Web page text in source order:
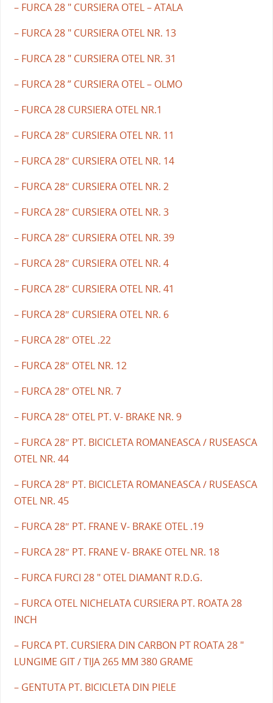
– FURCA 28 " CURSIERA OTEL – ATALA
– FURCA 28 " CURSIERA OTEL NR. 13
– FURCA 28 " CURSIERA OTEL NR. 31
– FURCA 28 ” CURSIERA OTEL – OLMO
– FURCA 28 CURSIERA OTEL NR.1
– FURCA 28″ CURSIERA OTEL NR. 11
– FURCA 28″ CURSIERA OTEL NR. 14
– FURCA 28″ CURSIERA OTEL NR. 2
– FURCA 28″ CURSIERA OTEL NR. 3
– FURCA 28″ CURSIERA OTEL NR. 39
– FURCA 28″ CURSIERA OTEL NR. 4
– FURCA 28″ CURSIERA OTEL NR. 41
– FURCA 28″ CURSIERA OTEL NR. 6
– FURCA 28″ OTEL .22
– FURCA 28″ OTEL NR. 12
– FURCA 28″ OTEL NR. 7
– FURCA 28″ OTEL PT. V- BRAKE NR. 9
– FURCA 28″ PT. BICICLETA ROMANEASCA / RUSEASCA
OTEL NR. 44
– FURCA 28″ PT. BICICLETA ROMANEASCA / RUSEASCA
OTEL NR. 45
– FURCA 28″ PT. FRANE V- BRAKE OTEL .19
– FURCA 28″ PT. FRANE V- BRAKE OTEL NR. 18
– FURCA FURCI 28 " OTEL DIAMANT R.D.G.
– FURCA OTEL NICHELATA CURSIERA PT. ROATA 28
INCH
– FURCA PT. CURSIERA DIN CARBON PT ROATA 28 "
LUNGIME GIT / TIJA 265 MM 380 GRAME
– GENTUTA PT. BICICLETA DIN PIELE